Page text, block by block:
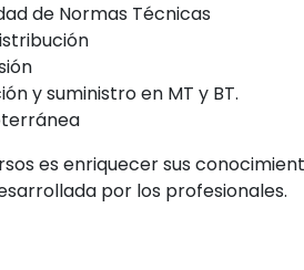
de Normas Técnicas
y suministro en MT y BT.
es enriquecer sus
por los profesionales.